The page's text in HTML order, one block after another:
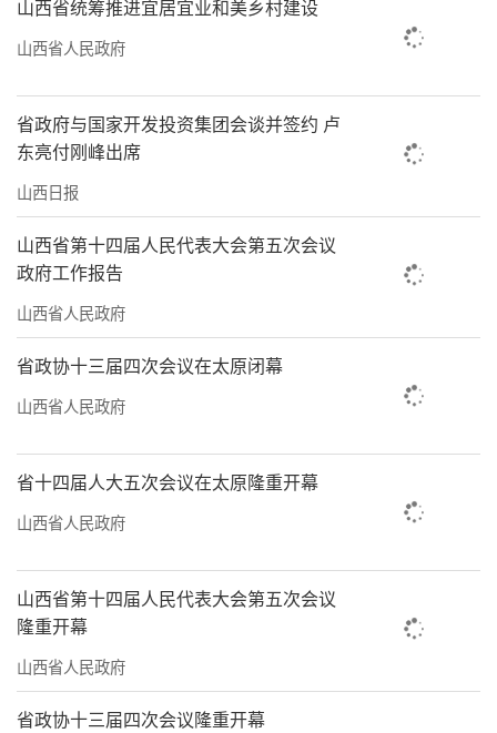
山西省统筹推进宜居宜业和美乡村建设
山西省人民政府
省政府与国家开发投资集团会谈并签约 卢
东亮付刚峰出席
山西日报
山西省第十四届人民代表大会第五次会议
政府工作报告
山西省人民政府
省政协十三届四次会议在太原闭幕
山西省人民政府
省十四届人大五次会议在太原隆重开幕
山西省人民政府
山西省第十四届人民代表大会第五次会议
隆重开幕
山西省人民政府
省政协十三届四次会议隆重开幕